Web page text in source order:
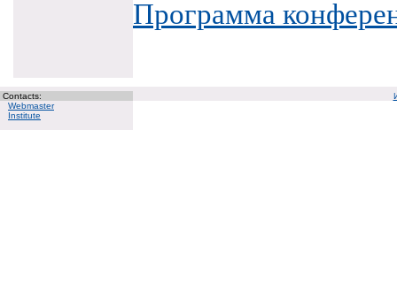
Программа
Contacts:
Webmaster
Institute